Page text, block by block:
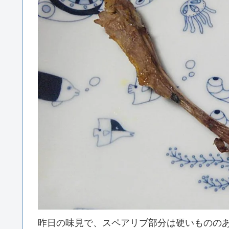
昨日の味見で、スペアリブ部分は硬いものの